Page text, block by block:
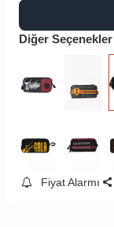
Diğer Seçenekler
Fiyat Alarmı